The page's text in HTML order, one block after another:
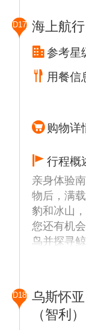
纳克港
同时也是
Harbour)
(Andvord
的屏障。
还能看到
期观察和
只，占世
百上千，
围着你团
库佛维尔
地。此岛
堆成壮观
维岛（南
周已是冰
的岩石岛
托斯基半
的岸缘可
纳克港
同时也是
Harbour)
将会进行
事项请大
D17 海上航
参考星
用餐信
购物详
行程概
亲身体验
物后，满
豹和冰山
您还有机
鸟并探寻
与照片分
忆的那刻
将会进行
事项请大
D18 乌斯怀亚
（智利）